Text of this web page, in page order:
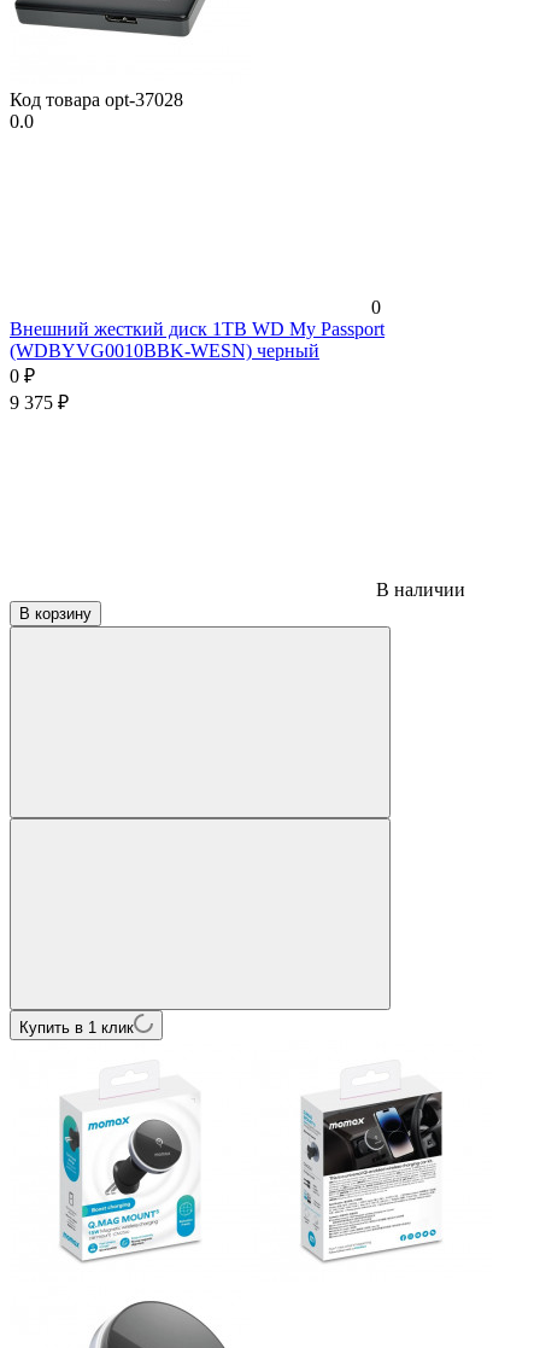
Код товара opt-37028
0.0
0
Внешний жесткий диск 1TB WD My Passport
(WDBYVG0010BBK-WESN) черный
0 ₽
9 375 ₽
В наличии
В корзину
Купить в 1 клик